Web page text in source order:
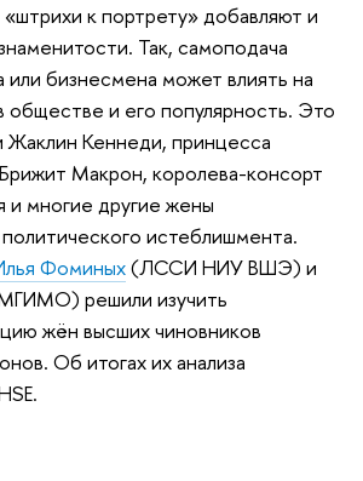
к портрету» добавляют и
Так, самоподача
или бизнесмена может влиять на
обществе и его популярность. Это
Жаклин Кеннеди, принцесса
Макрон, королева-консорт
и многие другие жены
истеблишмента.
Фоминых(ЛССИ НИУ ВШЭ) и
решили изучить
жён высших чиновников
Об итогах их анализа